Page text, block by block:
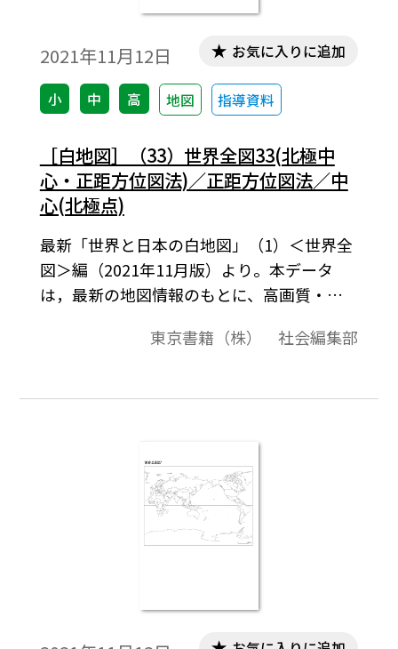
2021年11月12日
小 中 高 地図 指導資料
お気に入りに追加
［白地図］（33）世界全図33(北極中
心・正距方位図法)／正距方位図法／中
心(北極点)
最新「世界と日本の白地図」（1）＜世界全
図＞編（2021年11月版）より。本データ
は，最新の地図情報のもとに、高画質・高
ワークシート作成などで，自由に加工・編
東京書籍（株） 社会編集部